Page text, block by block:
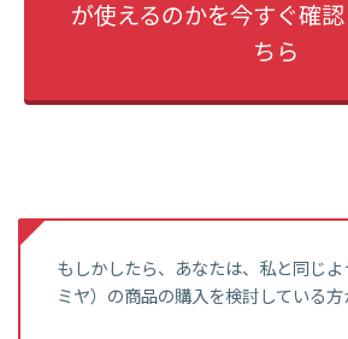
が使えるのかを今すぐ確
ちら
もしかしたら、あなたは、私と同じ
ミヤ）の商品の購入を検討している方